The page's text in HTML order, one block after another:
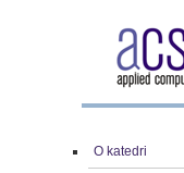
O katedri